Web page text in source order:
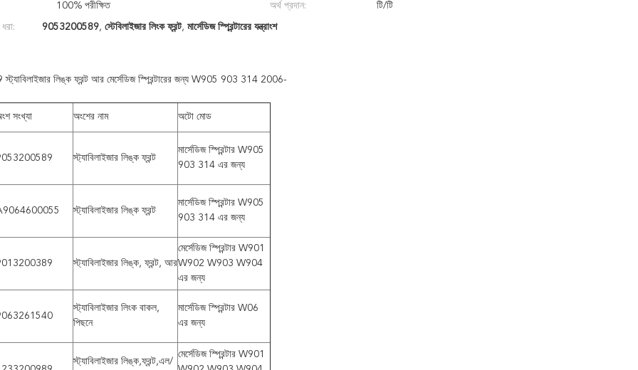
100% পরীক্ষিত অর্থ প্রদান: টি/টি
9053200589, স্টেবিলাইজার লিংক ফ্রন্ট, মার্সেডিজ স্প্রিন্টারের যন্ত্রাংশ
লিঙ্ক ফ্রন্ট আর মের্সেডিজ স্প্রিন্টারের জন্য W905 903 314 2006-
সংখ্যা অংশের নাম অটো মোড
স্ট্যাবিলাইজার লিঙ্ক ফ্রন্ট
মার্সেডিজ স্প্রিন্টার W905
903 314 এর জন্য
স্ট্যাবিলাইজার লিঙ্ক ফ্রন্ট
মার্সেডিজ স্প্রিন্টার W905
903 314 এর জন্য
স্ট্যাবিলাইজার লিঙ্ক, ফ্রন্ট, আর
মের্সেডিজ স্প্রিন্টার W901
W902 W903 W904
এর জন্য
স্ট্যাবিলাইজার লিংক বাকল,
পিছনে
মার্সেডিজ স্প্রিন্টার W06
এর জন্য
স্ট্যাবিলাইজার লিঙ্ক,ফ্রন্ট,এল/
মের্সেডিজ স্প্রিন্টার W901